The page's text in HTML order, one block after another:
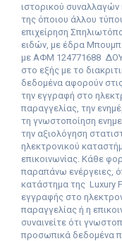
ιστορικού συναλλαγών
της όποιου άλλου
επιχείρηση
ειδών, με έδρα
με ΑΦΜ 124771688
στο εξής με το
δεδομένα αφορούν
την εγγραφή στο
παραγγελίας, την
τη γνωστοποίηση
την αξιολόγηση
ηλεκτρονικού
επικοινωνίας. Κάθε
παραπάνω ενέργειες,
κατάστημα της L uxury
εγγραφής στο
παραγγελίας ή η
συναινείτε ότι
προσωπικά δεδομένα